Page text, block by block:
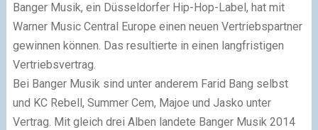
Banger Musik, ein Düsseldorfer Hip-Hop-Label, hat mit
Warner Music Central Europe einen neuen Vertriebspartner
gewinnen können. Das resultierte in einen langfristigen
Vertriebsvertrag.
Bei Banger Musik sind unter anderem Farid Bang selbst
und KC Rebell, Summer Cem, Majoe und Jasko unter
Vertrag. Mit gleich drei Alben landete Banger Musik 2014